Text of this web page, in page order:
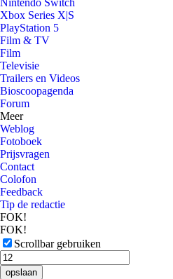
Nintendo Switch
Xbox Series X|S
PlayStation 5
Film & TV
Film
Televisie
Trailers en Videos
Bioscoopagenda
Forum
Meer
Weblog
Fotoboek
Prijsvragen
Contact
Colofon
Feedback
Tip de redactie
FOK!
FOK!
Scrollbar gebruiken
opslaan